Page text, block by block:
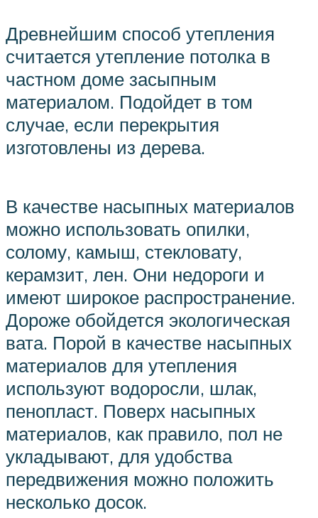
Древнейшим способ утепления
считается утепление потолка в
частном доме засыпным
материалом. Подойдет в том
случае, если перекрытия
изготовлены из дерева.
В качестве насыпных материалов
можно использовать опилки,
солому, камыш, стекловату,
керамзит, лен. Они недороги и
имеют широкое распространение.
Дороже обойдется экологическая
вата. Порой в качестве насыпных
материалов для утепления
используют водоросли, шлак,
пенопласт. Поверх насыпных
материалов, как правило, пол не
укладывают, для удобства
передвижения можно положить
несколько досок.